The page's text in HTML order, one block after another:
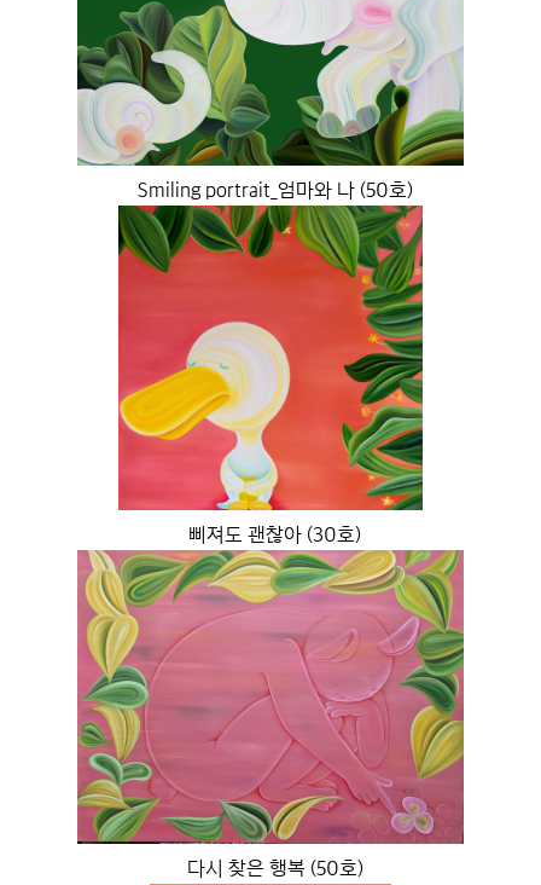
Smiling portrait_엄마와 나 (50호)
삐져도 괜찮아 (30호)
다시 찾은 행복 (50호)